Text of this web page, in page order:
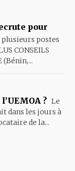
pour
postes
CONSEILS
(Bénin,...
? Le
dans les jours à
de la...